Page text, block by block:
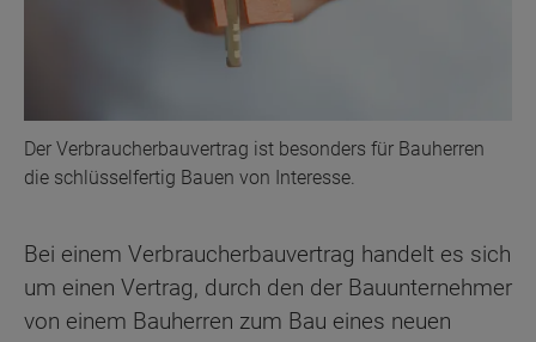
Der Verbraucherbauvertrag ist besonders für Bauherren
die schlüsselfertig Bauen von Interesse.
Bei einem Verbraucherbauvertrag handelt es sich
um einen Vertrag, durch den der Bauunternehmer
von einem Bauherren zum Bau eines neuen